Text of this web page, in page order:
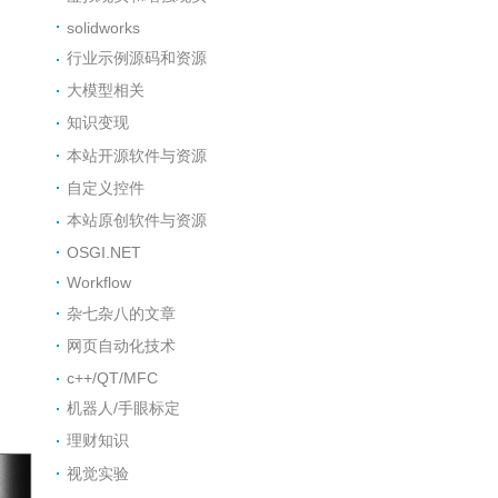
solidworks
行业示例源码和资源
大模型相关
知识变现
本站开源软件与资源
自定义控件
本站原创软件与资源
OSGI.NET
Workflow
杂七杂八的文章
网页自动化技术
c++/QT/MFC
机器人/手眼标定
理财知识
视觉实验